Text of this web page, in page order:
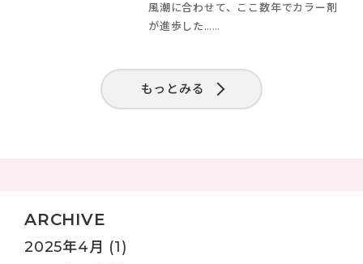
風潮に合わせて、ここ数年でカラー剤
が進歩した……
もっとみる
ARCHIVE
2025年4月 (1)